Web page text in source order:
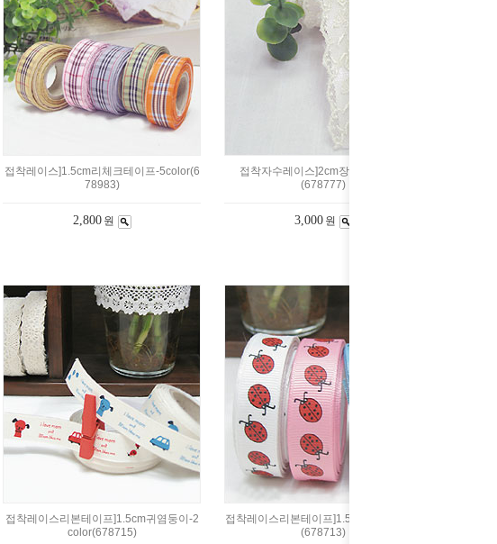
접착레이스]1.5cm리체크테이프-5color(6
78983)
2,800 원
접착자수레이스]2cm장미열차-크림
(678777)
3,000 원
접착레이스리본테이프]1.5cm귀염둥이-2
color(678715)
접착레이스리본테이프]1.5cm벅스-6color
(678713)